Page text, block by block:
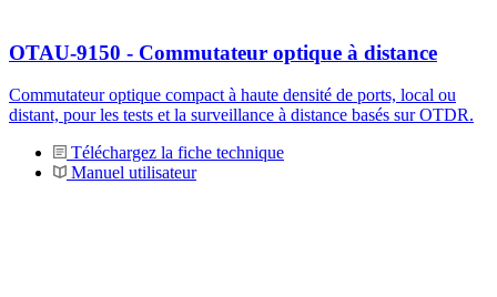
OTAU-9150 - Commutateur optique à distance
Commutateur optique compact à haute densité de ports, local ou
distant, pour les tests et la surveillance à distance basés sur OTDR.
Téléchargez la fiche technique
Manuel utilisateur